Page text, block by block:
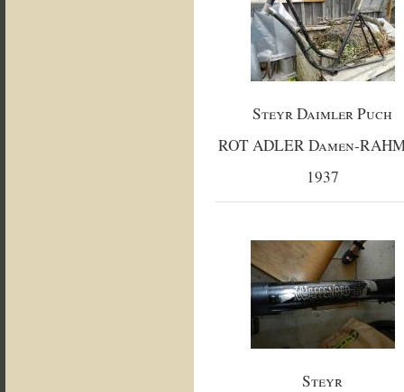
Steyr Daimler Puch
ROT ADLER Damen-
1937
Steyr